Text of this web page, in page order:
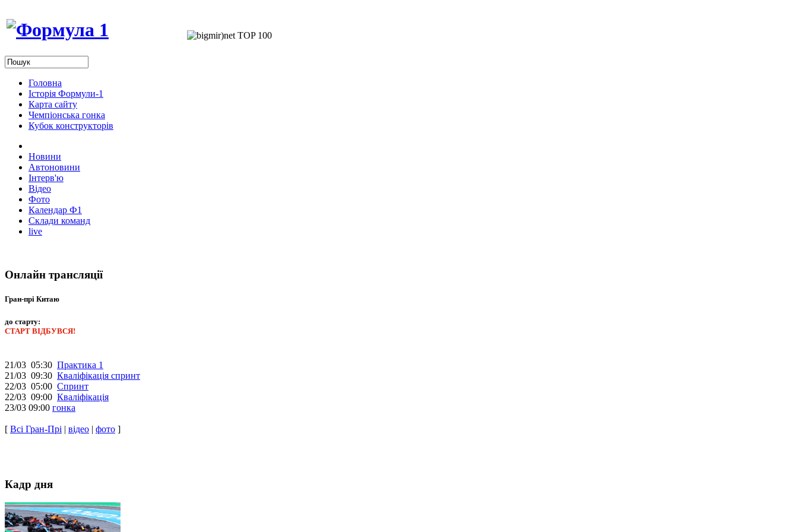
Головна
Історія Формули-1
Карта сайту
Чемпіонська гонка
Кубок конструкторів
Новини
Автоновини
Інтерв'ю
Відео
Фото
Календар Ф1
Склади команд
live
Онлайн трансляції
Гран-прі Китаю
до старту:
СТАРТ ВІДБУВСЯ!
21/03 05:30 Практика 1
21/03 09:30 Кваліфікація спринт
22/03 05:00 Спринт
22/03 09:00 Кваліфікація
23/03 09:00 гонка
[ Всі Гран-Прі | відео | фото ]
Кадр дня